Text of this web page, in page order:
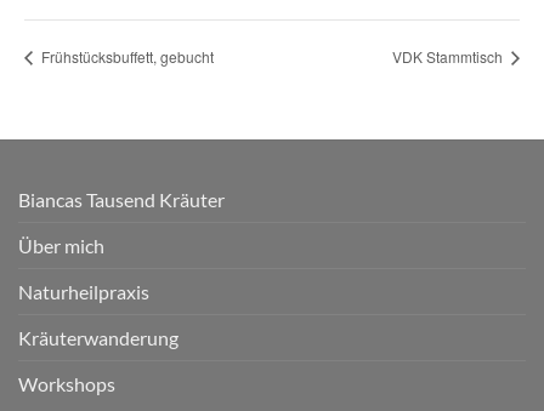
Frühstücksbuffett, gebucht VDK Stammtisch
Biancas Tausend Kräuter
Über mich
Naturheilpraxis
Kräuterwanderung
Workshops